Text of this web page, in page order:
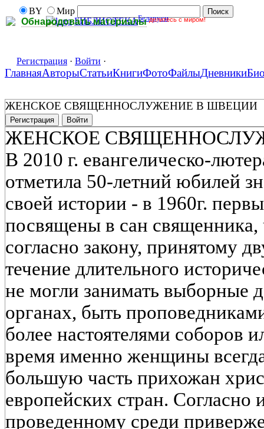
Обнародовать материалы делитесь с миром!
BY
Мир
БИБЛИОТЕКАБеларуси
Регистрация · Войти ·
ГлавнаяАвторыСтатьиКнигиФотоФайлыДневники
ЖЕНСКОЕ СВЯЩЕННОСЛУЖЕНИЕ В ШВЕЦИИ
Регистрация Войти
ЖЕНСКОЕ
В 2010 г. евангелическо-
отметила 50-летний юбилей
своей истории - в 1960г.
посвящены в сан
согласно закону, принятому
течение длительного
не могли занимать выборные
органах, быть
более настоятелями соборов
время именно женщины
большую часть прихожан
европейских стран. Согласно
проведенному среди